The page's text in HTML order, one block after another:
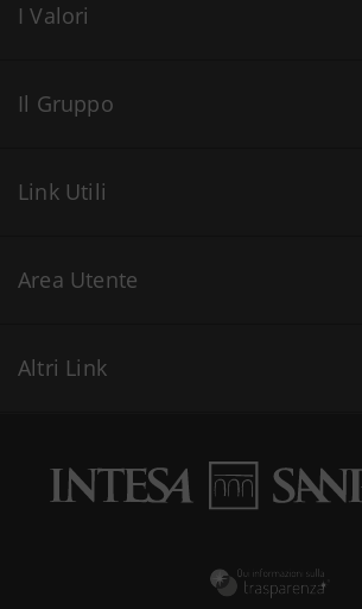
I Valori
Il Gruppo
Link Utili
Area Utente
Altri Link